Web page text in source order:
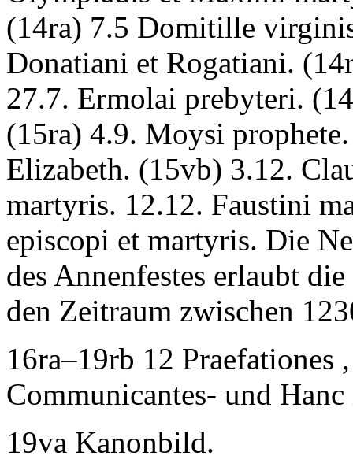
(14ra) 7.5 Domitille
Donatiani et Rogatiani.
27.7. Ermolai prebyteri.
(15ra) 4.9. Moysi prophete.
Elizabeth. (15vb) 3.12.
martyris. 12.12. Faustini
episcopi et martyris. Die
des Annenfestes erlaubt
den Zeitraum zwischen
16ra–19rb 12 Praefationes
Communicantes- und
19va Kanonbild.